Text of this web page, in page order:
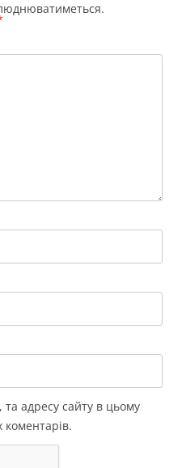
адресу сайту в цьому
коментарів.